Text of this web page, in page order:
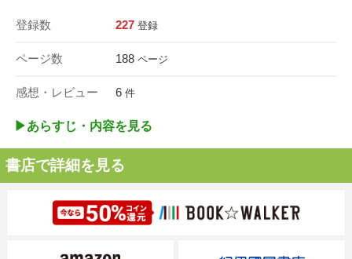
登録数 227 登録
ページ数 188 ページ
感想・レビュー 6 件
▶︎あらすじ・内容を見る
書店で詳細を見る